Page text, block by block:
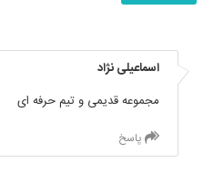
اسماعیلی نژاد
مجموعه قدیمی و تیم حرفه ای
پاسخ